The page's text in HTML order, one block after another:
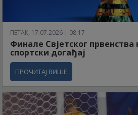
ПЕТАК, 17.07.2026 | 08:17
Финале Свјетског првенства
спортски догађај
ПРОЧИТАЈ ВИШЕ